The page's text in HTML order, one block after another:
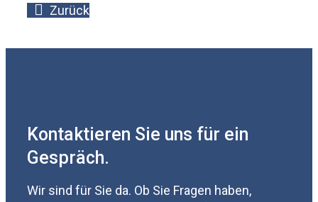
Zurück
Kontaktieren Sie uns für ein
Gespräch.
Wir sind für Sie da. Ob Sie Fragen haben,